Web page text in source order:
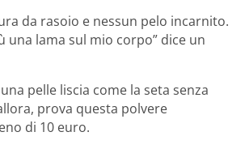
da rasoio e nessun pelo incarnito.
una lama sul mio corpo” dice un
pelle liscia come la seta senza
prova questa polvere
di 10 euro.